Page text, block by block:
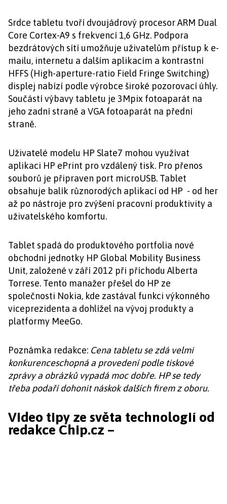
Srdce tabletu tvoří dvoujádrový procesor ARM Dual
Core Cortex-A9 s frekvencí 1,6 GHz. Podpora
bezdrátových sítí umožňuje uživatelům přístup k e-
mailu, internetu a dalším aplikacím a kontrastní
HFFS (High-aperture-ratio Field Fringe Switching)
displej nabízí podle výrobce široké pozorovací úhly.
Součástí výbavy tabletu je 3Mpix fotoaparát na
jeho zadní straně a VGA fotoaparát na přední
straně.
Uživatelé modelu HP Slate7 mohou využívat
aplikaci HP ePrint pro vzdálený tisk. Pro přenos
souborů je připraven port microUSB. Tablet
obsahuje balík různorodých aplikací od HP - od her
až po nástroje pro zvýšení pracovní produktivity a
uživatelského komfortu.
Tablet spadá do produktového portfolia nové
obchodní jednotky HP Global Mobility Business
Unit, založené v září 2012 při příchodu Alberta
Torrese. Tento manažer přešel do HP ze
společnosti Nokia, kde zastával funkci výkonného
viceprezidenta a dohlížel na vývoj produkty a
platformy MeeGo.
Poznámka redakce: Cena tabletu se zdá velmi
konkurenceschopná a provedení podle tiskové
zprávy a obrázků vypadá moc dobře. HP se tedy
třeba podaří dohonit náskok dalších firem z oboru.
Video tipy ze světa technologií od
redakce Chip.cz –